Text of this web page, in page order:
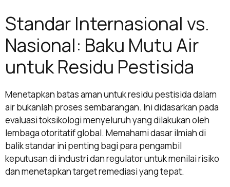
Standar Internasional vs.
Nasional: Baku Mutu Air
untuk Residu Pestisida
Menetapkan batas aman untuk residu pestisida dalam
air bukanlah proses sembarangan. Ini didasarkan pada
evaluasi toksikologi menyeluruh yang dilakukan oleh
lembaga otoritatif global. Memahami dasar ilmiah di
balik standar ini penting bagi para pengambil
keputusan di industri dan regulator untuk menilai risiko
dan menetapkan target remediasi yang tepat.